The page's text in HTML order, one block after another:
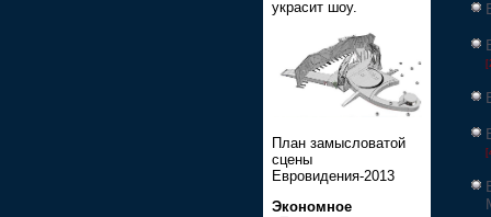
украсит шоу.
План замысловатой
сцены
Евровидения-2013
Экономное